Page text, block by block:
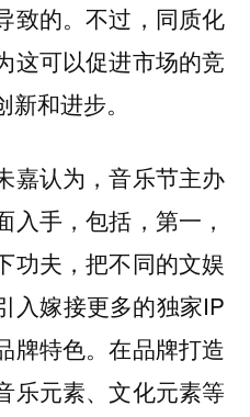
致的。不过，同质化
这可以促进市场的竞
和进步。
嘉认为，音乐节主办
入手，包括，第一，
功夫，把不同的文娱
入嫁接更多的独家IP
牌特色。在品牌打造
乐元素、文化元素等